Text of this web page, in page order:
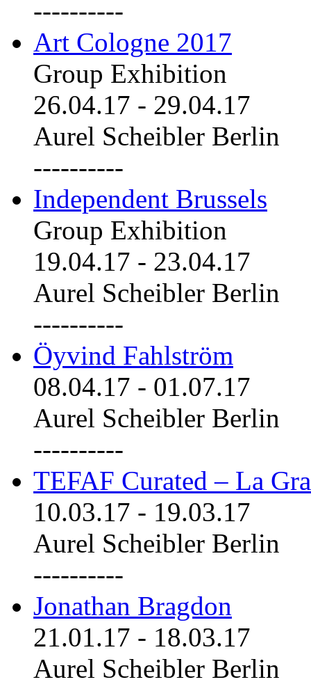
----------
Art Cologne 2017
Group Exhibition
26.04.17 - 29.04.17
Aurel Scheibler Berlin
----------
Independent Brussels
Group Exhibition
19.04.17 - 23.04.17
Aurel Scheibler Berlin
----------
Öyvind Fahlström
08.04.17 - 01.07.17
Aurel Scheibler Berlin
----------
TEFAF Curated – La
10.03.17 - 19.03.17
Aurel Scheibler Berlin
----------
Jonathan Bragdon
21.01.17 - 18.03.17
Aurel Scheibler Berlin